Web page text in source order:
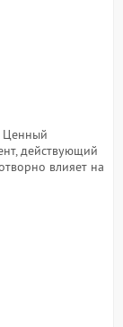
Ценный
действующий
влияет на